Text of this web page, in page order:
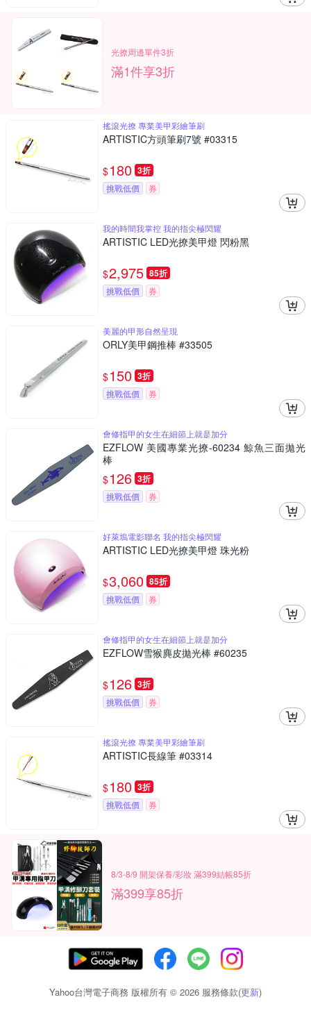
光撩周邊單件3折
滿1件享3折
搖滾光撩 專業美甲彩繪筆刷
ARTISTIC方頭筆刷7號 #03315
$180 3折
挑戰低價 券
我的時間我掌控 我的指尖極閃耀
ARTISTIC LED光撩美甲燈 閃粉黑
$2,975 85折
挑戰低價 券
美麗的甲形自然呈現
ORLY美甲鋼推棒 #33505
$150 3折
挑戰低價 券
會修指甲的女生在細節上就是加分
EZFLOW 美國專業光撩-60234 鯨魚三面拋光
棒
$126 3折
挑戰低價 券
好萊塢電影聯名 我的指尖極閃耀
ARTISTIC LED光撩美甲燈 珠光粉
$3,060 85折
挑戰低價 券
會修指甲的女生在細節上就是加分
EZFLOW雪猴麂皮拋光棒 #60235
$126 3折
挑戰低價 券
搖滾光撩 專業美甲彩繪筆刷
ARTISTIC長線筆 #03314
$180 3折
挑戰低價 券
8/3-8/9 開架保養/彩妝 滿399結帳85折
滿399享85折
Yahoo台灣電子商務 版權所有 © 2026 服務條款(更新)